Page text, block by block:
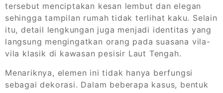
tersebut menciptakan kesan lembut dan elegan
sehingga tampilan rumah tidak terlihat kaku. Selain
itu, detail lengkungan juga menjadi identitas yang
langsung mengingatkan orang pada suasana vila-
vila klasik di kawasan pesisir Laut Tengah.
Menariknya, elemen ini tidak hanya berfungsi
sebagai dekorasi. Dalam beberapa kasus, bentuk